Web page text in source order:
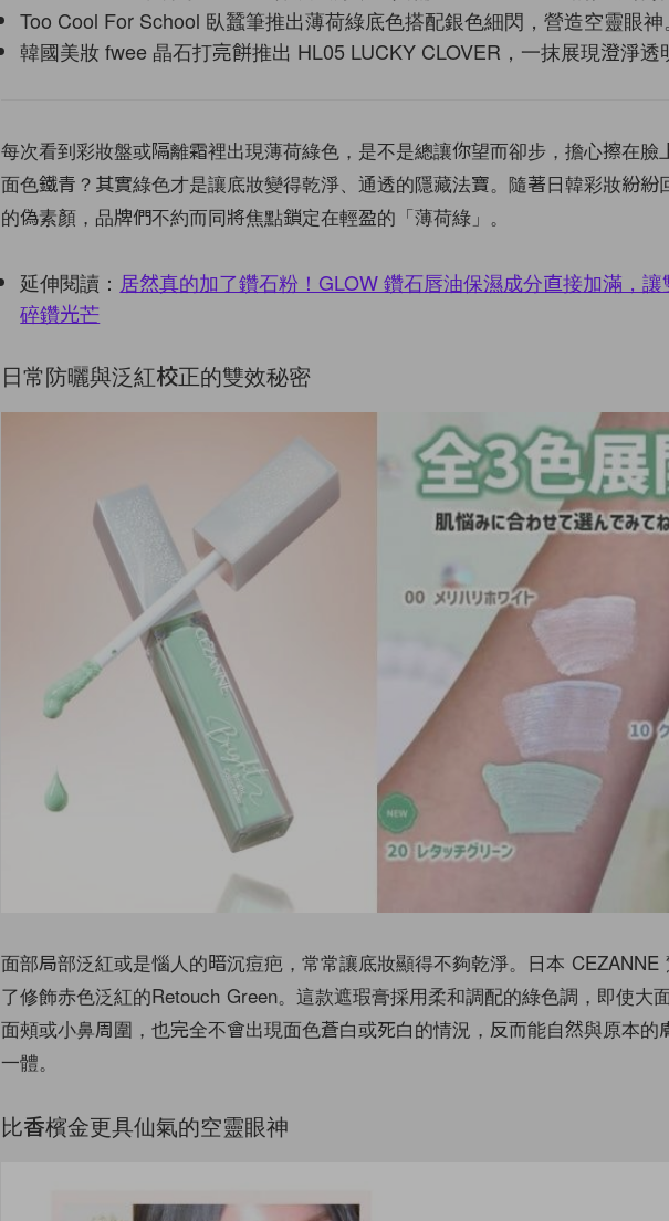
Too Cool For School 臥蠶筆推出薄荷綠底色搭配銀色細閃，營造空靈眼神。
韓國美妝 fwee 晶石打亮餅推出 HL05 LUCKY CLOVER，一抹展現澄淨透
每次看到彩妝盤或隔離霜裡出現薄荷綠色，是不是總讓你望而卻步，擔心擦在臉
面色鐵青？其實綠色才是讓底妝變得乾淨、通透的隱藏法寶。隨著日韓彩妝紛紛
的偽素顏，品牌們不約而同將焦點鎖定在輕盈的「薄荷綠」。
延伸閱讀： 居然真的加了鑽石粉！GLOW 鑽石唇油保濕成分直接加滿，讓
碎鑽光芒
日常防曬與泛紅校正的雙效秘密
面部局部泛紅或是惱人的暗沉痘疤，常常讓底妝顯得不夠乾淨。日本 CEZANNE
了修飾赤色泛紅的Retouch Green。這款遮瑕膏採用柔和調配的綠色調，即使大
面頰或小鼻周圍，也完全不會出現面色蒼白或死白的情況，反而能自然與原本的
一體。
比香檳金更具仙氣的空靈眼神